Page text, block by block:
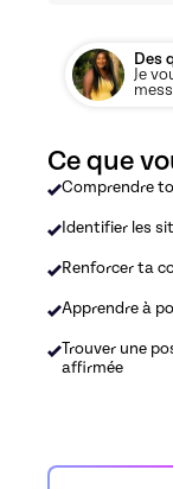
Des
Je
Ce que
Comprendre
Identifier les
Renforcer ta
Apprendre à
Trouver une
affirmée